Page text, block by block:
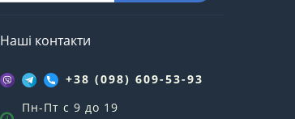
Наші контакти
+38 (098) 609-53-93
Пн-Пт с 9 до 19